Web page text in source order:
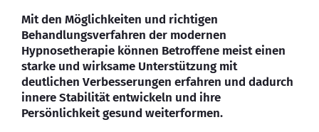
Mit den Möglichkeiten und richtigen
Behandlungsverfahren der modernen
Hypnosetherapie können Betroffene meist einen
starke und wirksame Unterstützung mit
deutlichen Verbesserungen erfahren und dadurch
innere Stabilität entwickeln und ihre
Persönlichkeit gesund weiterformen.